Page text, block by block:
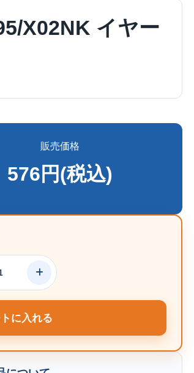
X02NK イヤー
販売価格
576円(税込)
に入れる